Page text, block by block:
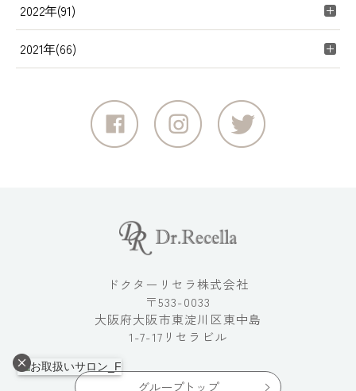
2022年(91)
2021年(66)
ドクターリセラ株式会社
〒533-0033
大阪府大阪市東淀川区東中島
1-7-17リセラビル
グループトップ